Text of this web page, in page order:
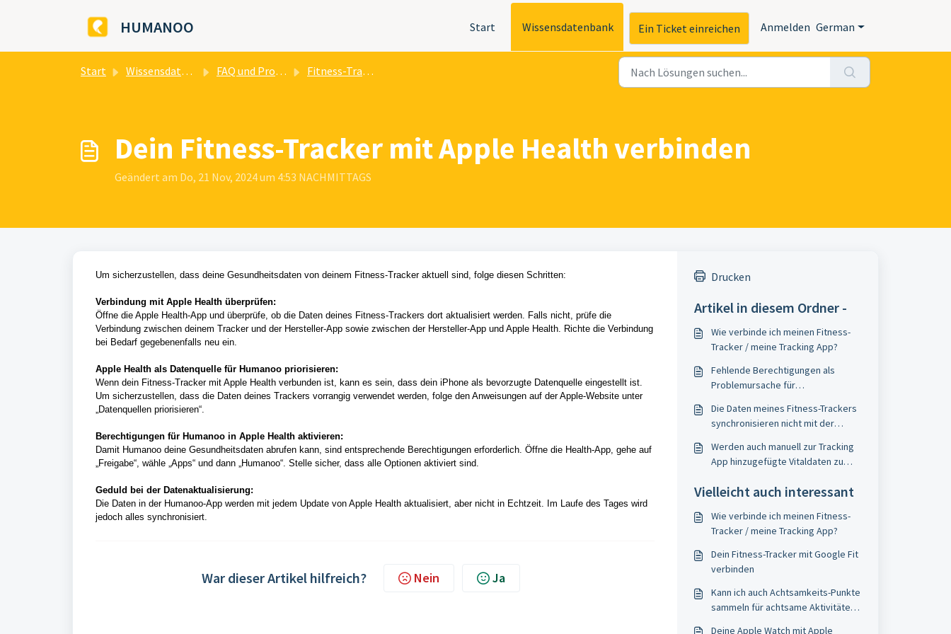
HUMANOO Start Wissensdatenbank Ein Ticket einreichen Anmelden German
Start Wissensdatenbank FAQ und Problemlösungen Fitness-Tracker Anbindung
Dein Fitness-Tracker mit Apple Health verbinden
Geändert am Do, 21 Nov, 2024 um 4:53 NACHMITTAGS
Um sicherzustellen, dass deine Gesundheitsdaten von deinem Fitness-Tracker aktuell sind, folge diesen Schritten:
Verbindung mit Apple Health überprüfen:
Öffne die Apple Health-App und überprüfe, ob die Daten deines Fitness-Trackers dort aktualisiert werden. Falls nicht, prüfe die
Verbindung zwischen deinem Tracker und der Hersteller-App sowie zwischen der Hersteller-App und Apple Health. Richte die Verbindung
bei Bedarf gegebenenfalls neu ein.
Apple Health als Datenquelle für Humanoo priorisieren:
Wenn dein Fitness-Tracker mit Apple Health verbunden ist, kann es sein, dass dein iPhone als bevorzugte Datenquelle eingestellt ist.
Um sicherzustellen, dass die Daten deines Trackers vorrangig verwendet werden, folge den Anweisungen auf der Apple-Website unter
„Datenquellen priorisieren“.
Berechtigungen für Humanoo in Apple Health aktivieren:
Damit Humanoo deine Gesundheitsdaten abrufen kann, sind entsprechende Berechtigungen erforderlich. Öffne die Health-App, gehe auf
„Freigabe“, wähle „Apps“ und dann „Humanoo“. Stelle sicher, dass alle Optionen aktiviert sind.
Geduld bei der Datenaktualisierung:
Die Daten in der Humanoo-App werden mit jedem Update von Apple Health aktualisiert, aber nicht in Echtzeit. Im Laufe des Tages wird
jedoch alles synchronisiert.
War dieser Artikel hilfreich? Nein Ja
Drucken
Artikel in diesem Ordner -
Wie verbinde ich meinen Fitness-
Tracker / meine Tracking App?
Fehlende Berechtigungen als
Problemursache für
Die Daten meines Fitness-Trackers
synchronisieren nicht mit der
Werden auch manuell zur Tracking
App hinzugefügte Vitaldaten zu
Vielleicht auch interessant
Wie verbinde ich meinen Fitness-
Tracker / meine Tracking App?
Dein Fitness-Tracker mit Google Fit
verbinden
​Kann ich auch Achtsamkeits-Punkte
sammeln für achtsame Aktivitäten
Deine Apple Watch mit Apple